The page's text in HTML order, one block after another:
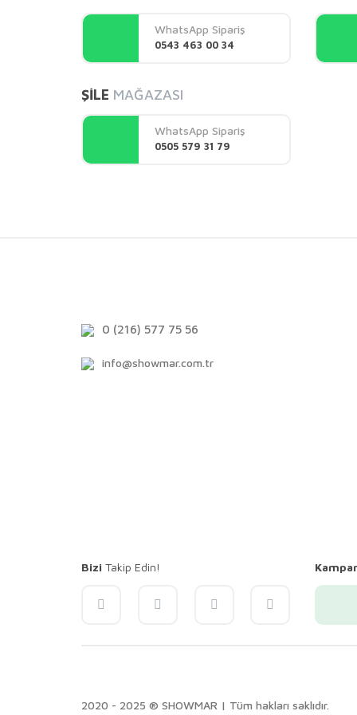
Ürün açıklamasında eksik bilgiler bulunuyor.
Ürün bilgilerinde hatalar bulunuyor.
Ürün fiyatı diğer sitelerden daha pahalı.
Bu ürüne benzer farklı alternatifler olmalı.
WhatsApp Sipariş
0543 463 00 34
ŞİLE MAĞAZASI
WhatsApp Sipariş
0505 579 31 79
0 (216) 577 75 56
info@showmar.com.tr
Bizi Takip Edin!
2020 - 2025 ® SHOWMAR | Tüm hakları saklıdır.